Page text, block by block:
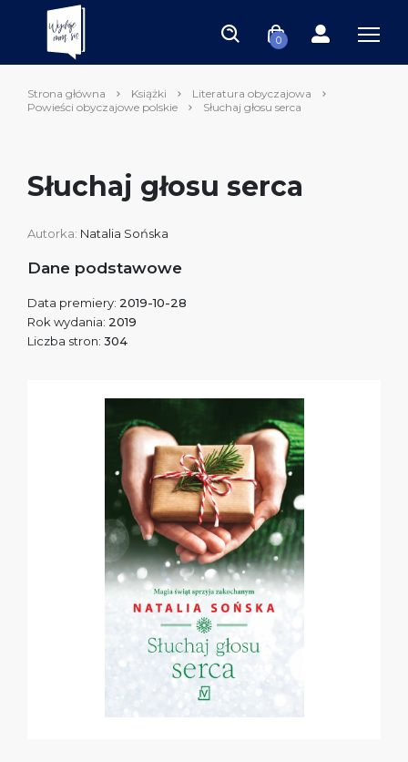
0
Strona główna Książki
Literatura obyczajowa
Powieści obyczajowe polskie
Słuchaj głosu serca
Słuchaj głosu serca
Autorka: Natalia Sońska
Dane podstawowe
Data premiery: 2019-10-28
Rok wydania: 2019
Liczba stron: 304